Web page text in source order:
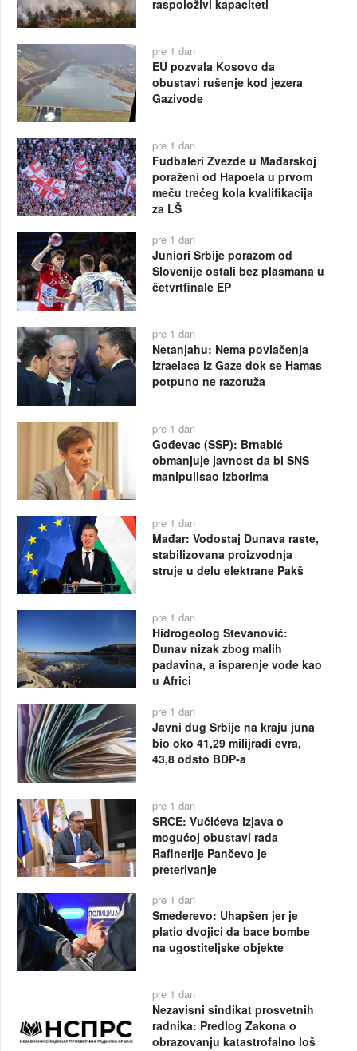
raspoloživi kapaciteti
pre 1 dan
EU pozvala Kosovo da
obustavi rušenje kod jezera
Gazivode
pre 1 dan
Fudbaleri Zvezde u Mađarskoj
poraženi od Hapoela u prvom
meču trećeg kola kvalifikacija
za LŠ
pre 1 dan
Juniori Srbije porazom od
Slovenije ostali bez plasmana u
četvrtfinale EP
pre 1 dan
Netanjahu: Nema povlačenja
Izraelaca iz Gaze dok se Hamas
potpuno ne razoruža
pre 1 dan
Gođevac (SSP): Brnabić
obmanjuje javnost da bi SNS
manipulisao izborima
pre 1 dan
Mađar: Vodostaj Dunava raste,
stabilizovana proizvodnja
struje u delu elektrane Pakš
pre 1 dan
Hidrogeolog Stevanović:
Dunav nizak zbog malih
padavina, a isparenje vode kao
u Africi
pre 1 dan
Javni dug Srbije na kraju juna
bio oko 41,29 milijradi evra,
43,8 odsto BDP-a
pre 1 dan
SRCE: Vučićeva izjava o
mogućoj obustavi rada
Rafinerije Pančevo je
preterivanje
pre 1 dan
Smederevo: Uhapšen jer je
platio dvojici da bace bombe
na ugostiteljske objekte
pre 1 dan
Nezavisni sindikat prosvetnih
radnika: Predlog Zakona o
obrazovanju katastrofalno loš